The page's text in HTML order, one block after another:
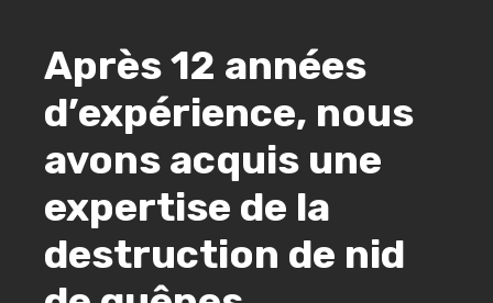
Après 12 années
d’expérience, nous
avons acquis une
expertise de la
destruction de nid